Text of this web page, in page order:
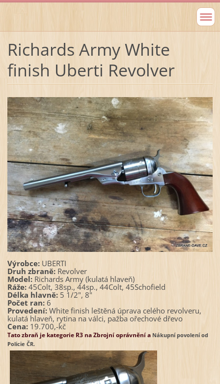
Richards Army White
finish Uberti Revolver
Výrobce:UBERTI
Druh zbraně:Revolver
Model:Richards Army (kulatá hlaveň)
Ráže: 45Colt, 38sp., 44sp., 44Colt, 45Schofield
Délka hlavně:5 1/2", 8"
Počet ran:6
Provedení:White finish leštěná úprava celého revolveru,
kulatá hlaveň, rytina na válci, pažba ořechové dřevo
Cena: 19.700,-kč
Tato zbraň je kategorie R3 na Zbrojní oprávnění a Nákupní povolení od
Policie ČR.